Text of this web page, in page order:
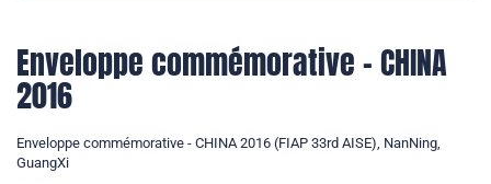
Enveloppe commémorative - CHINA
2016
Enveloppe commémorative - CHINA 2016 (FIAP 33rd AISE), NanNing,
GuangXi